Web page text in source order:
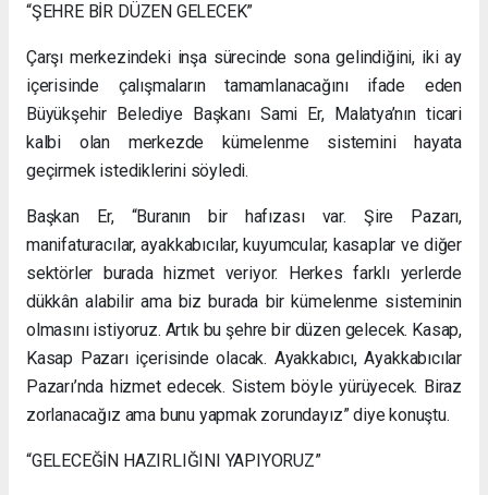
“ŞEHRE BİR DÜZEN GELECEK”
Çarşı merkezindeki inşa sürecinde sona gelindiğini, iki ay
içerisinde çalışmaların tamamlanacağını ifade eden
Büyükşehir Belediye Başkanı Sami Er, Malatya’nın ticari
kalbi olan merkezde kümelenme sistemini hayata
geçirmek istediklerini söyledi.
Başkan Er, “Buranın bir hafızası var. Şire Pazarı,
manifaturacılar, ayakkabıcılar, kuyumcular, kasaplar ve diğer
sektörler burada hizmet veriyor. Herkes farklı yerlerde
dükkân alabilir ama biz burada bir kümelenme sisteminin
olmasını istiyoruz. Artık bu şehre bir düzen gelecek. Kasap,
Kasap Pazarı içerisinde olacak. Ayakkabıcı, Ayakkabıcılar
Pazarı’nda hizmet edecek. Sistem böyle yürüyecek. Biraz
zorlanacağız ama bunu yapmak zorundayız” diye konuştu.
“GELECEĞİN HAZIRLIĞINI YAPIYORUZ”